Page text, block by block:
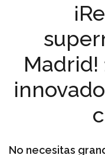
Madrid!
No necesitas